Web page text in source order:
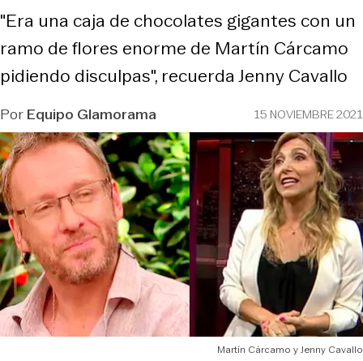
"Era una caja de chocolates gigantes con un
ramo de flores enorme de Martín Cárcamo
pidiendo disculpas", recuerda Jenny Cavallo
PorEquipo Glamorama 15 NOVIEMBRE 2021
Martín Cárcamo y Jenny Cavallo